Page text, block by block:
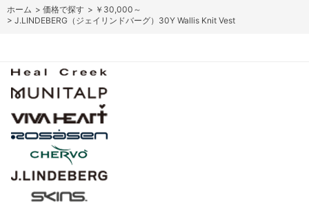
ホーム > 価格で探す > ￥30,000～
> J.LINDEBERG（ジェイリンドバーグ）30Y Wallis Knit Vest